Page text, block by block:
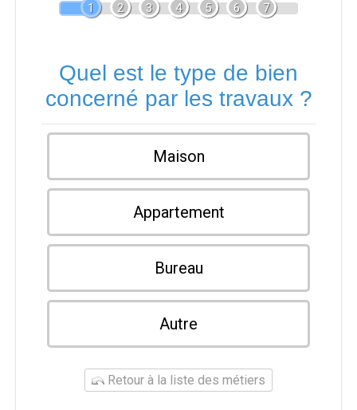
1 2 3 4 5 6 7
Quel est le type de bien
concerné par les travaux ?
Maison
Appartement
Bureau
Autre
Retour à la liste des métiers